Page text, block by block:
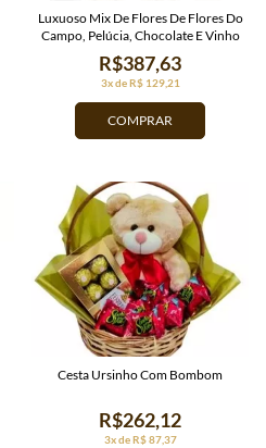
COMPRAR
3x de R$ 129,21
R$387,63
Luxuoso Mix De Flores De Flores Do
Campo, Pelúcia, Chocolate E Vinho
3x de R$ 87,37
R$262,12
Cesta Ursinho Com Bombom